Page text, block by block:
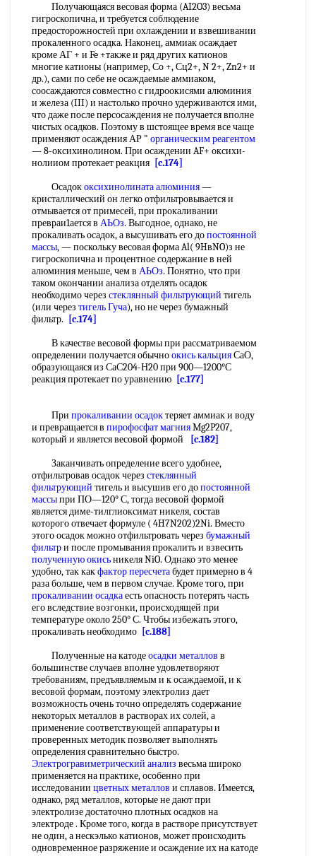
Получающаяся весовая форма (AI2O3) весьма
гигроскопична, и требуется соблюдение
предосторожностей при охлаждении и взвешивании
прокаленного осадка. Наконец, аммиак осаждает
кроме АГ + и Fe +также и ряд других катионов
многие катионы (например, Со +, Сц2+, N 2+, Zn2+ и
др.), сами по себе не осаждаемые аммиаком,
соосаждаются совместно с гидроокисями алюминия
и железа (III) и настолько прочно удерживаются ими,
что даже после персосаждения не получается вполне
чистых осадков. Поэтому в шстоящее время все чаще
применяют осаждения АР " органическим реагентом
— 8-оксихинолином. При осаждении AF+ оксихи-
нолииом протекает реакция [c.174]
Осадококсихинолината алюминия—
кристаллический он легко отфильтровывается и
отмывается от примесей, при прокаливании
превраи1ается в АЬОз. Выгодное, однако, не
прокаливать осадок, а высушивать его допостоянной
массы, — поскольку весовая форма Al( 9HвNO)з не
гигроскопична и процентное содержание в ней
алюминия меньше, чем в АЬОз. Понятно, что при
таком окончании анализа отделять осадок
необходимо через стеклянный фильтрующий тигель
(или через тигель Гуча), но не через бумажный
фильтр.
[c.174]
В качестве весовой формы при рассматриваемом
определении получается обычноокись кальцияСаО,
образующаяся из СаС204-Н20 при 900—1200°С
реакция протекает по уравнению [c.177]
При прокаливании осадоктеряет аммиак и воду
и превращается в пирофосфат магнияMg2P207,
который и является весовой формой
[c.182]
Заканчивать определение всего удобнее,
отфильтровав осадок через стеклянный
фильтрующий тигель и высушив его допостоянной
массыпри ПО—120° С, тогда весовой формой
является диме-тилглиоксимат никеля, состав
которого отвечает формуле ( 4H7N202)2Ni. Вместо
этого осадок можно отфильтровать через бумажный
фильтри после промывания прокалить и взвесить
полученную окисьникеля NiO. Однако это менее
удобно, так какфактор пересчетабудет примерно в 4
раза больше, чем в первом случае. Кроме того, при
прокаливании осадкаесть опасность потерять часть
его вследствие возгонки, происходящей при
температуре около 250° С. Чтобы избежать этого,
прокаливать необходимо [c.188]
Полученные на катодеосадки металлов в
большинстве случаев вполне удовлетворяют
требованиям, предъявляемым и к осаждаемой, и к
весовой формам, поэтому электролиз дает
возможность очень точно определять содержание
некоторых металлов в растворах их солей, а
применение соответствующей аппаратуры и
проверенных методик позволяет выполнять
определения сравнительно быстро.
Электрогравиметрический анализ весьма широко
применяется на практике, особенно при
исследовании цветных металлов и сплавов. Имеется,
однако, ряд металлов, которые не дают при
электролизе достаточно плотных осадков на
электроде . Кроме того, когда в растворе присутствует
не один, а нескэлько катионов, может происходить
одновременное разряжение и осаждение их на катоде